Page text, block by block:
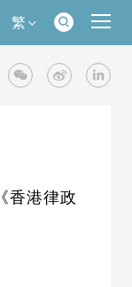
繁
香港律政